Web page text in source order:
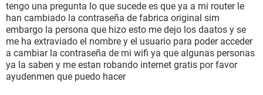
tengo una pregunta lo que sucede es que ya a mi router le
han cambiado la contraseña de fabrica original sim
embargo la persona que hizo esto me dejo los daatos y se
me ha extraviado el nombre y el usuario para poder acceder
a cambiar la contraseña de mi wifi ya que algunas personas
ya la saben y me estan robando internet gratis por favor
ayudenmen que puedo hacer